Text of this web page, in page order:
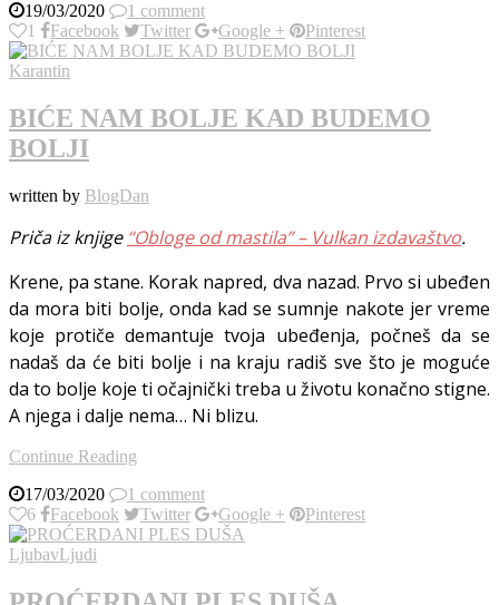
19/03/2020
1 comment
1
Facebook Twitter Google + Pinterest
Karantin
BIĆE NAM BOLJE KAD BUDEMO
BOLJI
written by BlogDan
Priča iz knjige “Obloge od mastila” – Vulkan izdavaštvo.
Krene, pa stane. Korak napred, dva nazad. Prvo si ubeđen
da mora biti bolje, onda kad se sumnje nakote jer vreme
koje protiče demantuje tvoja ubeđenja, počneš da se
nadaš da će biti bolje i na kraju radiš sve što je moguće
da to bolje koje ti očajnički treba u životu konačno stigne.
A njega i dalje nema… Ni blizu.
Continue Reading
17/03/2020
1 comment
6
Facebook Twitter Google + Pinterest
LjubavLjudi